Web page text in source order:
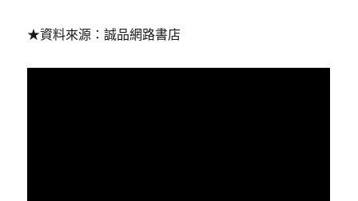
★資料來源：誠品網路書店